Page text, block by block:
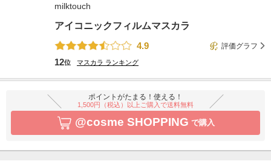
milktouch
アイコニックフィルムマスカラ
4.9
評価グラフ
12位 マスカラ ランキング
ポイントがたまる！使える！
1,500円（税込）以上ご購入で送料無料
@cosme SHOPPING で購入